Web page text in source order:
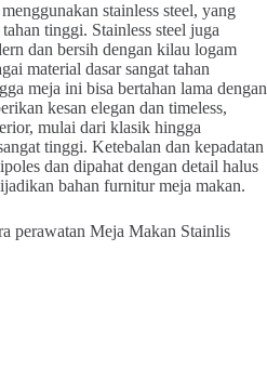
stainless steel, yang
tinggi. Stainless steel juga
dan bersih dengan kilau logam
material dasar sangat tahan
meja ini bisa bertahan lama dengan
kesan elegan dan timeless,
mulai dari klasik hingga
tinggi. Ketebalan dan kepadatan
dan dipahat dengan detail halus
bahan furnitur meja makan.
perawatan Meja Makan Stainlis